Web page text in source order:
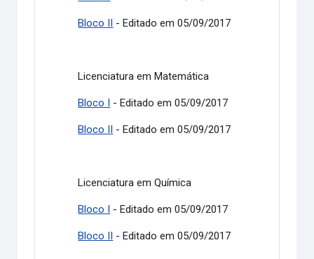
Bloco II - Editado em 05/09/2017
Licenciatura em Matemática
Bloco I - Editado em 05/09/2017
Bloco II - Editado em 05/09/2017
Licenciatura em Química
Bloco I - Editado em 05/09/2017
Bloco II - Editado em 05/09/2017